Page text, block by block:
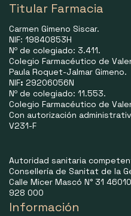
Titular Farmacia
Carmen Gimeno Siscar.
NIF: 19840853H
Nº de colegiado: 3.411.
Colegio Farmacéutico de
Paula Roquet-Jalmar Gimeno.
NIF: 29206056N
Nº de colegiado: 11.553.
Colegio Farmacéutico de
Con autorización
V231-F
Autoridad sanitaria
Consellería de Sanitat de la
Calle Micer Mascó N° 31
928 000
Información